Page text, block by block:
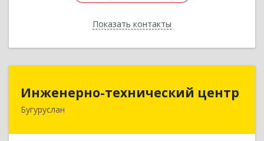
Показать контакты
Назад
Инженерно-технический центр
Бугуруслан
Инженерно-технический центр
461633, Оренбургская обл, Бугуруслан г,